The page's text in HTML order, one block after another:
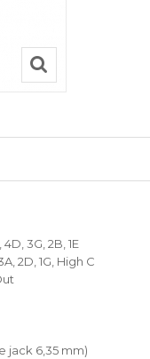
3G, 2B, 1E
2D, 1G, High C
jack 6,35 mm)